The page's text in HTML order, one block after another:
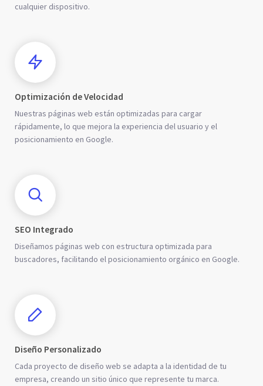
cualquier dispositivo.
Optimización de Velocidad
Nuestras páginas web están optimizadas para cargar
rápidamente, lo que mejora la experiencia del usuario y el
posicionamiento en Google.
SEO Integrado
Diseñamos páginas web con estructura optimizada para
buscadores, facilitando el posicionamiento orgánico en Google.
Diseño Personalizado
Cada proyecto de diseño web se adapta a la identidad de tu
empresa, creando un sitio único que represente tu marca.